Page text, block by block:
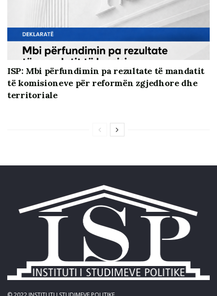
ISP: Mbi përfundimin pa rezultate të mandatit
të komisioneve për reformën zgjedhore dhe
territoriale